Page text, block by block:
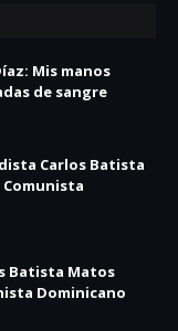
Mis manos
de sangre
Carlos Batista
Batista Matos
Dominicano